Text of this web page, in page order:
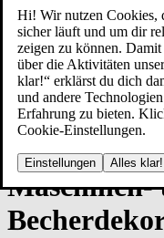
Hi! Wir nutzen Cookies,
sicher läuft und um dir
zeigen zu können.
über die Aktivitäten
klar!“ erklärst du dich
und andere
Erfahrung zu bieten.
Cookie-Einstellungen.
Einstellungen Alles klar!